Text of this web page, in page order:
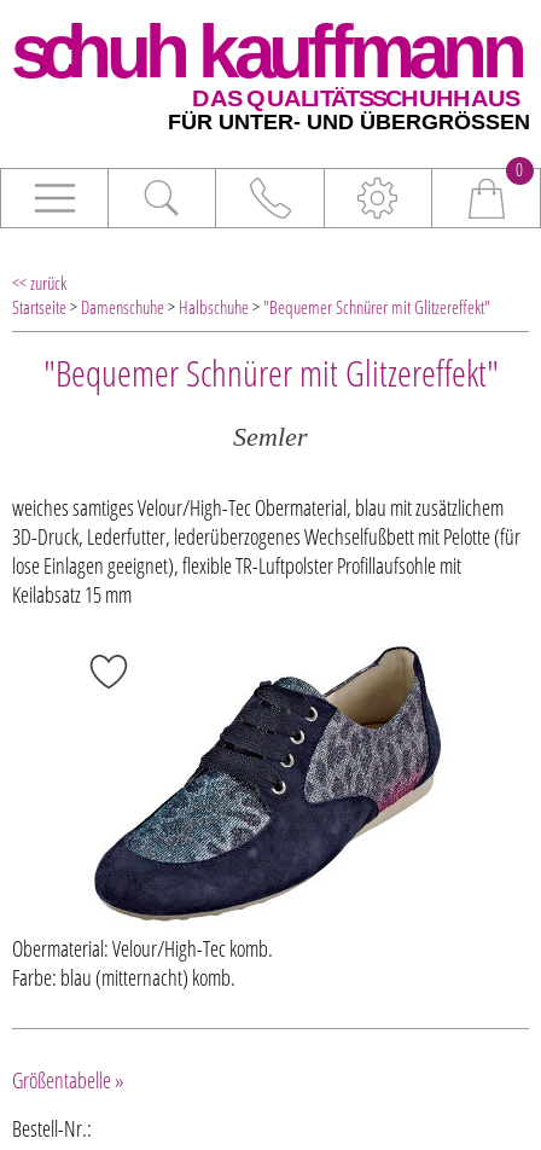
0
<< zurück
Startseite> Damenschuhe> Halbschuhe> "Bequemer Schnürer mit Glitzereffekt"
"Bequemer Schnürer mit Glitzereffekt"
Semler
weiches samtiges Velour/High-Tec Obermaterial, blau mit zusätzlichem
3D-Druck, Lederfutter, lederüberzogenes Wechselfußbett mit Pelotte (für
lose Einlagen geeignet), flexible TR-Luftpolster Profillaufsohle mit
Keilabsatz 15 mm
Obermaterial: Velour/High-Tec komb.
Farbe: blau (mitternacht) komb.
Größentabelle »
Bestell-Nr.: